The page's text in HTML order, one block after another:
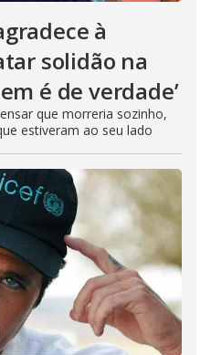
à
solidão na
é de verdade’
que morreria sozinho,
estiveram ao seu lado